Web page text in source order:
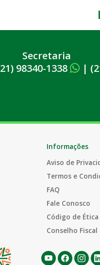
Secretaria
98340-1338 |
Informações
Aviso de
Termos e
FAQ
Fale Conosco
Código de Ética
Conselho Fiscal